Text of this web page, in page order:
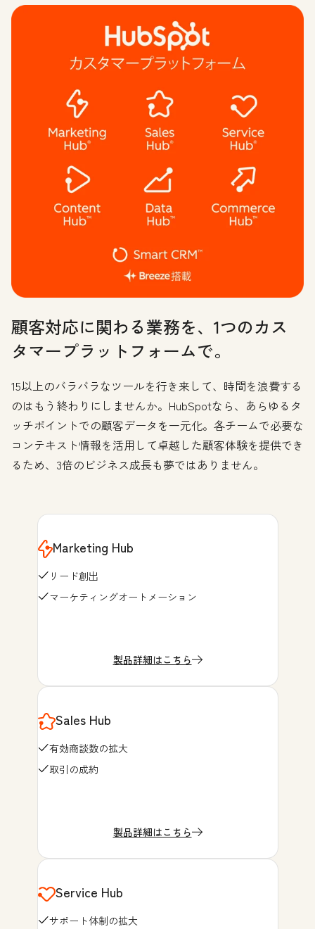
顧客対応に関わる業務を、1つのカス
タマープラットフォームで。
15以上のバラバラなツールを行き来して、時間を浪費する
のはもう終わりにしませんか。HubSpotなら、あらゆるタ
ッチポイントでの顧客データを一元化。各チームで必要な
コンテキスト情報を活用して卓越した顧客体験を提供でき
るため、3倍のビジネス成長も夢ではありません。
Marketing Hub
リード創出
マーケティングオートメーション
製品詳細はこちら
Sales Hub
有効商談数の拡大
取引の成約
製品詳細はこちら
Service Hub
サポート体制の拡大